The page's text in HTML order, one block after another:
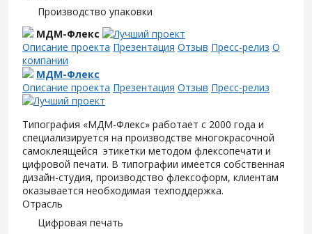
Производство упаковки
МДМ-Флекс
Описание проекта Презентация Отзыв Пресс-релиз О
компании
МДМ-Флекс
Описание проекта Презентация Отзыв Пресс-релиз
Типография «МДМ-Флекс» работает с 2000 года и
специализируется на производстве многокрасочной
самоклеящейся этикетки методом флексопечати и
цифровой печати. В типографии имеется собственная
дизайн-студия, производство флексоформ, клиентам
оказывается необходимая техподдержка.
Отрасль
Цифровая печать